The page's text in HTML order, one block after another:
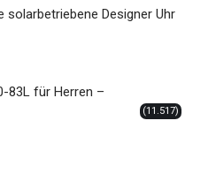
solarbetriebene Designer Uhr
83L für Herren –
(11.517)